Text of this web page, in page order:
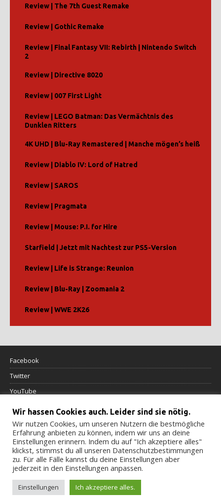
Review | The 7th Guest Remake
Review | Gothic Remake
Review | Final Fantasy VII: Rebirth | Nintendo Switch
2
Review | Directive 8020
Review | 007 First Light
Review | LEGO Batman: Das Vermächtnis des
Dunklen Ritters
4K UHD | Blu-Ray Remastered | Manche mögen’s heiß
Review | Diablo IV: Lord of Hatred
Review | SAROS
Review | Pragmata
Review | Mouse: P.I. for Hire
Starfield | Jetzt mit Nachtest zur PS5-Version
Review | Life is Strange: Reunion
Review | Blu-Ray | Zoomania 2
Review | WWE 2K26
Facebook
Twitter
YouTube
Datenschutzerklärung
Impressum
Cookierichtlinie
Wir hassen Cookies auch. Leider sind sie nötig.
Wir nutzen Cookies, um unseren Nutzern die bestmögliche
Erfahrung anbieten zu können, indem wir uns an deine
Einstellungen erinnern. Indem du auf "Ich akzeptiere alles"
klickst, stimmst du all unseren Datenschutzbestimmungen
zu. Für alle Fälle kannst du deine Einstellungen aber
jederzeit in den Einstellungen anpassen.
Einstellungen Ich akzeptiere alles.